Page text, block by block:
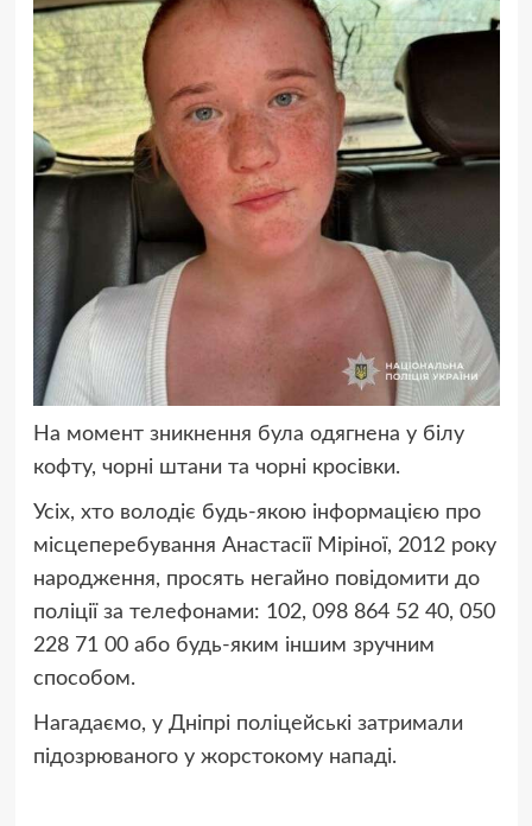
На момент зникнення була одягнена у білу
кофту, чорні штани та чорні кросівки.
Усіх, хто володіє будь-якою інформацією про
місцеперебування Анастасії Міріної, 2012 року
народження, просять негайно повідомити до
поліції за телефонами: 102, 098 864 52 40, 050
228 71 00 або будь-яким іншим зручним
способом.
Нагадаємо, у Дніпрі поліцейські затримали
підозрюваного у жорстокому нападі.